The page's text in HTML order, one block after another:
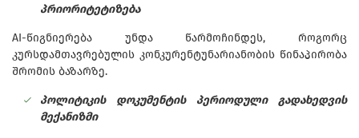
პრიორიტეტიზება
AI-წიგნიერება უნდა წარმოჩინდეს, როგორც
კურსდამთავრებულის კონკურენტუნარიანობის წინაპირობა
შრომის ბაზარზე.
პოლიტიკის დოკუმენტის პერიოდული გადახედვის
მექანიზმი